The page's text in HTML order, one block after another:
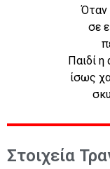
Όταν
σε
Παιδί η
ίσως
Στοιχεία